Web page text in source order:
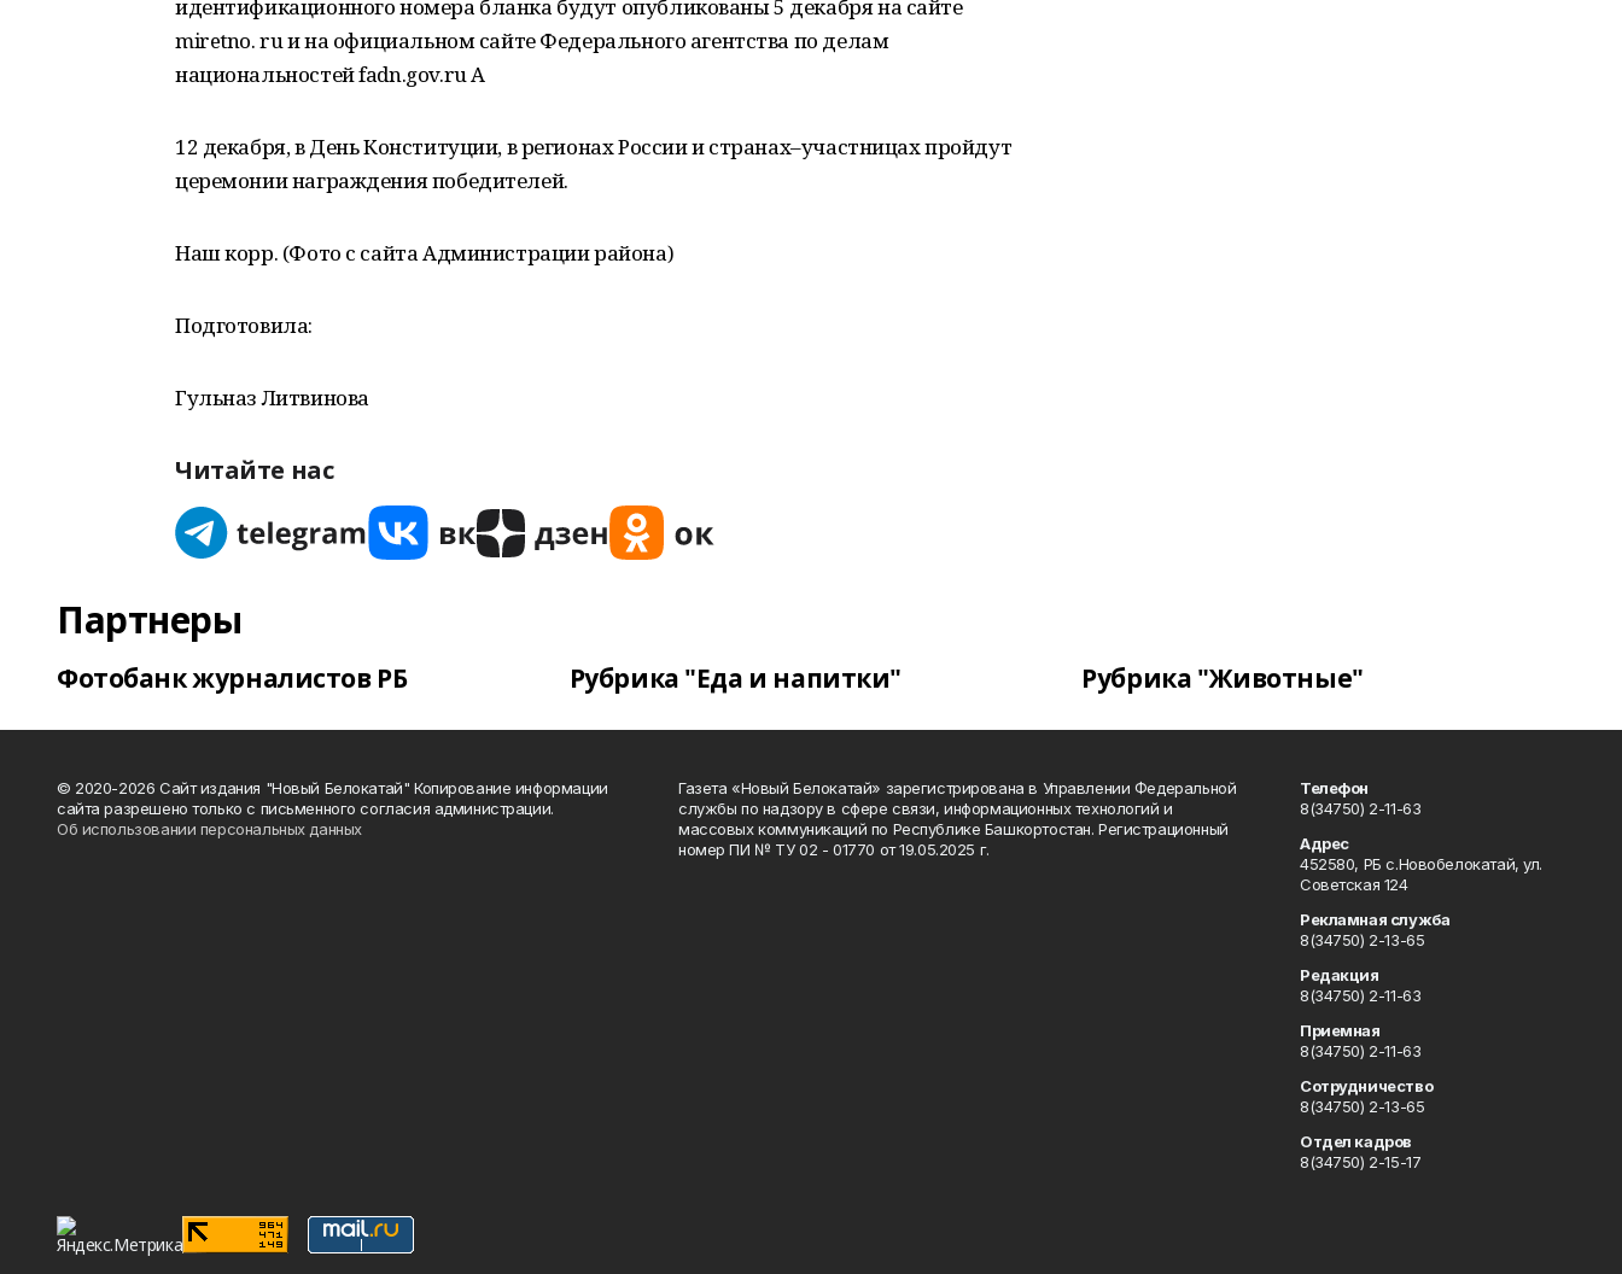
идентификационного номера бланка будут опубликованы 5 декабря на сайте
miretno. ru и на официальном сайте Федерального агентства по делам
национальностей fadn.gov.ru А
12 декабря, в День Конституции, в регионах России и странах–участницах пройдут
церемонии награждения победителей.
Наш корр. (Фото с сайта Администрации района)
Подготовила:
Гульназ Литвинова
Читайте нас
Партнеры
Фотобанк журналистов РБ Рубрика "Еда и напитки" Рубрика "Животные"
© 2020-2026 Сайт издания "Новый Белокатай" Копирование информации
сайта разрешено только с письменного согласия администрации.
Об использовании персональных данных
Газета «Новый Белокатай» зарегистрирована в Управлении Федеральной
службы по надзору в сфере связи, информационных технологий и
массовых коммуникаций по Республике Башкортостан. Регистрационный
номер ПИ № ТУ 02 - 01770 от 19.05.2025 г.
Телефон
8(34750) 2-11-63
Адрес
452580, РБ с.Новобелокатай, ул.
Советская 124
Рекламная служба
8(34750) 2-13-65
Редакция
8(34750) 2-11-63
Приемная
8(34750) 2-11-63
Сотрудничество
8(34750) 2-13-65
Отдел кадров
8(34750) 2-15-17